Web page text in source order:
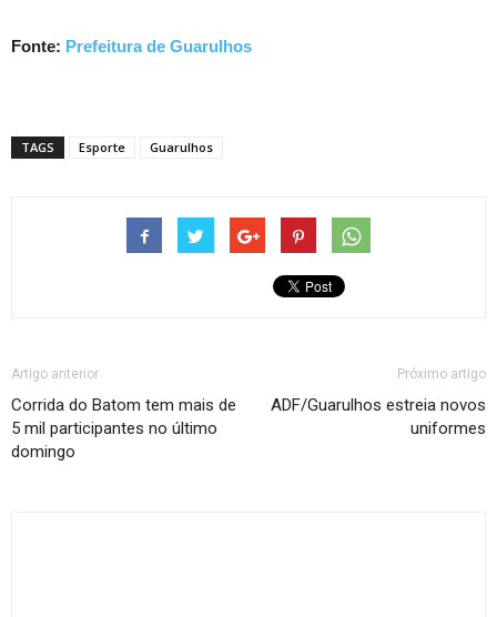
Fonte: Prefeitura de Guarulhos
TAGS Esporte Guarulhos
Artigo anterior
Corrida do Batom tem mais de
5 mil participantes no último
domingo
Próximo artigo
ADF/Guarulhos estreia novos
uniformes